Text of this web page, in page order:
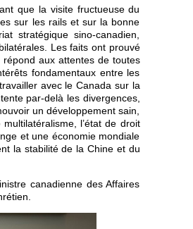
que la visite fructueuse du
sur les rails et sur la bonne
stratégique sino-canadien,
Les faits ont prouvé
aux attentes de toutes
fondamentaux entre les
avec le Canada sur la
par-delà les divergences,
un développement sain,
l’état de droit
et une économie mondiale
la stabilité de la Chine et du
canadienne des Affaires